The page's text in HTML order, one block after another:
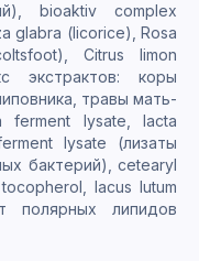
bioaktiv complex
glabra (licorice), Rosa
Citrus limon
экстрактов: коры
травы мать-
lysate, lacta
lysate (лизаты
бактерий), cetearyl
lacus lutum
полярных липидов